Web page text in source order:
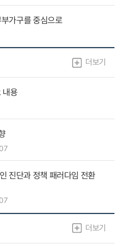
가구를 중심으로
더보기
내용
진단과 정책 패러다임 전환
더보기